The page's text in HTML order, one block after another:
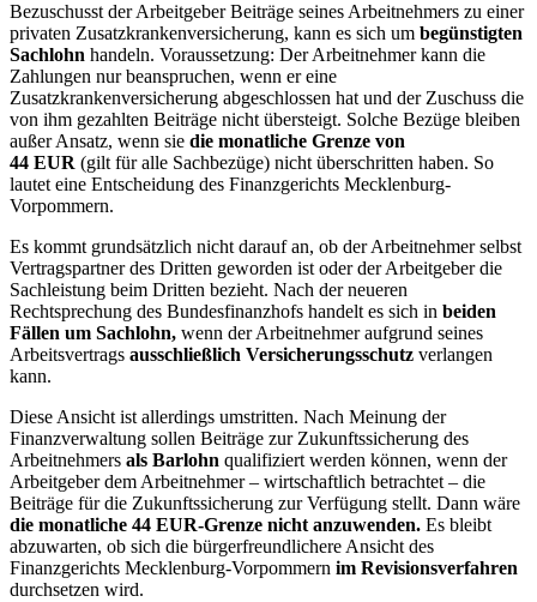
Bezuschusst der Arbeitgeber Beiträge seines Arbeitnehmers zu einer
privaten Zusatzkrankenversicherung, kann es sich um begünstigten
Sachlohn handeln. Voraussetzung: Der Arbeitnehmer kann die
Zahlungen nur beanspruchen, wenn er eine
Zusatzkrankenversicherung abgeschlossen hat und der Zuschuss die
von ihm gezahlten Beiträge nicht übersteigt. Solche Bezüge bleiben
außer Ansatz, wenn sie die monatliche Grenze von
44 EUR (gilt für alle Sachbezüge) nicht überschritten haben. So
lautet eine Entscheidung des Finanzgerichts Mecklenburg-
Vorpommern.
Es kommt grundsätzlich nicht darauf an, ob der Arbeitnehmer selbst
Vertragspartner des Dritten geworden ist oder der Arbeitgeber die
Sachleistung beim Dritten bezieht. Nach der neueren
Rechtsprechung des Bundesfinanzhofs handelt es sich in beiden
Fällen um Sachlohn, wenn der Arbeitnehmer aufgrund seines
Arbeitsvertrags ausschließlich Versicherungsschutz verlangen
kann.
Diese Ansicht ist allerdings umstritten. Nach Meinung der
Finanzverwaltung sollen Beiträge zur Zukunftssicherung des
Arbeitnehmers als Barlohn qualifiziert werden können, wenn der
Arbeitgeber dem Arbeitnehmer – wirtschaftlich betrachtet – die
Beiträge für die Zukunftssicherung zur Verfügung stellt. Dann wäre
die monatliche 44 EUR-Grenze nicht anzuwenden. Es bleibt
abzuwarten, ob sich die bürgerfreundlichere Ansicht des
Finanzgerichts Mecklenburg-Vorpommern im Revisionsverfahren
durchsetzen wird.